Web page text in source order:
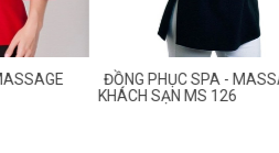
ĐỒNG PHỤC SPA - MASSAGE
KHÁCH SẠN MS 126